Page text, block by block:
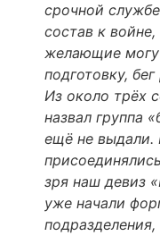
срочной
состав к
желающие
подготовку,
Из около трёх
назвал группа
ещё не
зря наш девиз
уже начали